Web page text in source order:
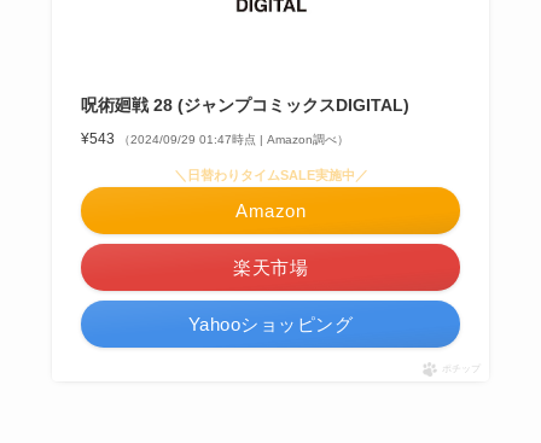
呪術廻戦 28 (ジャンプコミックスDIGITAL)
¥543 （2024/09/29 01:47時点 | Amazon調べ）
＼日替わりタイムSALE実施中／
Amazon
楽天市場
Yahooショッピング
ポチップ